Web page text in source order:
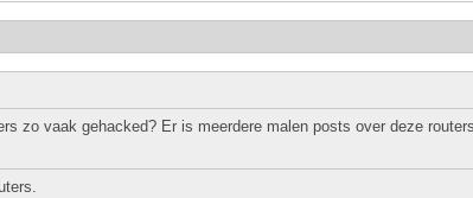
zo vaak gehacked? Er is meerdere malen posts over deze routers